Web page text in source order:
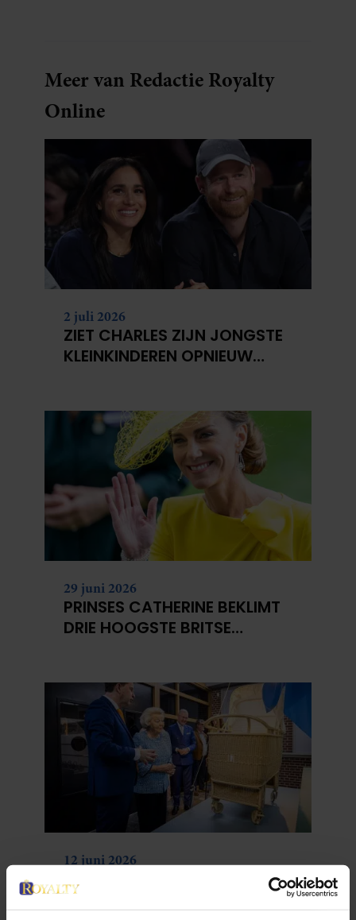
Meer van Redactie Royalty
Online
2 juli 2026
ZIET CHARLES ZIJN JONGSTE
KLEINKINDEREN OPNIEUW
29 juni 2026
PRINSES CATHERINE BEKLIMT
DRIE HOOGSTE BRITSE
12 juni 2026
BIJZONDER: PRINSES BEATRIX
ZIET NA 88 JAAR HAAR